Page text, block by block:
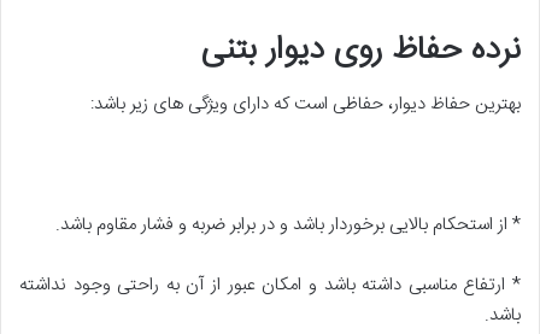
نرده حفاظ روی دیوار بتنی
بهترین حفاظ دیوار، حفاظی است که دارای ویژگی های زیر باشد:
* از استحکام بالایی برخوردار باشد و در برابر ضربه و فشار مقاوم باشد.
* ارتفاع مناسبی داشته باشد و امکان عبور از آن به راحتی وجود نداشته
باشد.